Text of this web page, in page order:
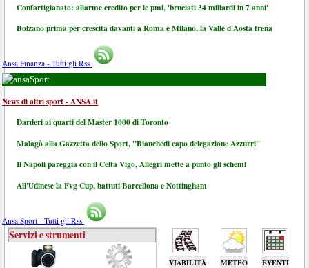
Confartigianato: allarme credito per le pmi, 'bruciati 34 miliardi in 7 anni'
Bolzano prima per crescita davanti a Roma e Milano, la Valle d'Aosta frena
Ansa Finanza - Tutti gli Rss
Sport
News di altri sport - ANSA.it
Darderi ai quarti del Master 1000 di Toronto
Malagò alla Gazzetta dello Sport, "Bianchedi capo delegazione Azzurri"
Il Napoli pareggia con il Celta Vigo, Allegri mette a punto gli schemi
All'Udinese la Fvg Cup, battuti Barcellona e Nottingham
Ansa Sport - Tutti gli Rss
VIABILITÀ METEO EVENTI
Servizi e strumenti